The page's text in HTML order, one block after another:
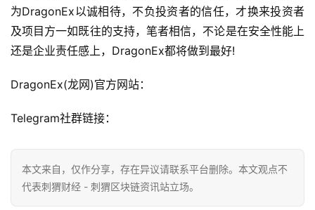
为DragonEx以诚相待，不负投资者的信任，才换来投资者
及项目方一如既往的支持，笔者相信，不论是在安全性能上
还是企业责任感上，DragonEx都将做到最好!
DragonEx(龙网)官方网站：
Telegram社群链接：
本文来自 ，仅作分享，存在异议请联系平台删除。本文观点不
代表刺猬财经 - 刺猬区块链资讯站立场。